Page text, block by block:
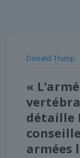
Donald Trump
«
détaille
armées